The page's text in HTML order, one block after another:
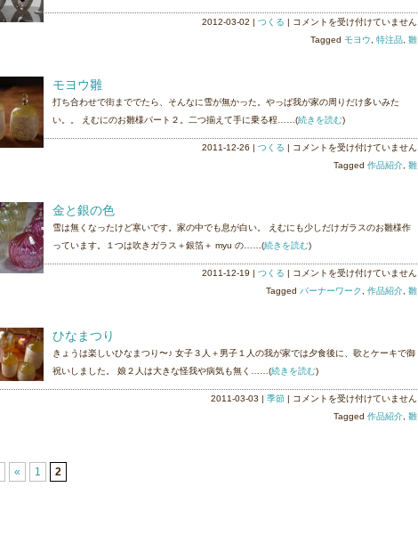
2012-03-02 | つくる | ガ
様〜
２
コメントを受け付けていません
Tagged モヨウ 特注品 雛
モヨウ雛
打ち合わせで街まででたら、そんなに雪が無かった。やっぱ我が家の周りだけ多いみた
い。。 えむにのお雛様パート２。二つ揃えて手に乗る程……(続きを読む)
2011-12-26 | つくる | モ
コメントを受け付けていません
Tagged 作品紹介 雛
金と銀の色
雪は無くなったけど寒いです。家の中でも息が白い。 えむにも少しだけガラスのお雛様作
っています。１つは吹きガラス＋銀箔＋ myu の……(続きを読む)
2011-12-19 | つくる | 金
と
コメントを受け付けていません
Tagged バーナーワーク 作品紹介 雛
ひなまつり
きょうは楽しいひなまつり〜♪ 女子３人＋男子１人の我が家では夕食後に、歌とケーキで御
祝いしました。 娘２人は大きな怪我や病気も無く……(続きを読む)
2011-03-03 | 季節 | ひ
コメントを受け付けていません
Tagged 作品紹介 雛
« 1 2